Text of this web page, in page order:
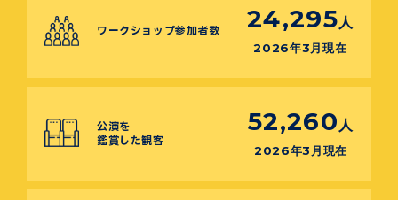
ワークショップ参加者数 24,295 人
2026年3月現在
公演を
鑑賞した観客
52,260 人
2026年3月現在